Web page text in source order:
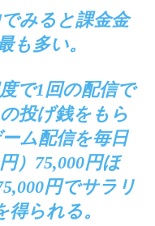
みると課金金
も多い。
で1回の配信で
投げ銭をもら
ム配信を毎日
）75,000円ほ
円でサラリ
られる。